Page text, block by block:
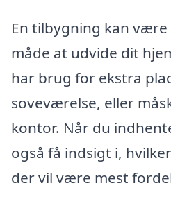
En tilbygning kan
måde at udvide dit
har brug for ekstra
soveværelse, eller
kontor. Når du
også få indsigt i,
der vil være mest